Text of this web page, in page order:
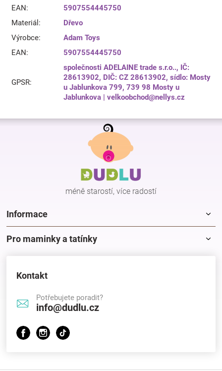
EAN:
5907554445750
Materiál :
Dřevo
Výrobce:
Adam Toys
EAN: 5907554445750
GPSR:
společnosti ADELAINE trade s.r.o.., IČ:
28613902, DIČ: CZ 28613902, sídlo: Mosty
u Jablunkova 799, 739 98 Mosty u
Jablunkova | velkoobchod@nellys.cz
Z
méně starostí, více radostí
Informace
Pro maminky a tatínky
Kontakt
Potřebujete poradit?
info@dudlu.cz